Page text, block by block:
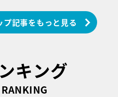
プ記事をもっと見る
キング
RANKING